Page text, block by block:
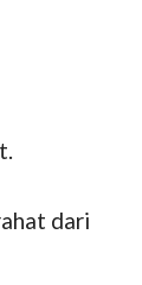
dari